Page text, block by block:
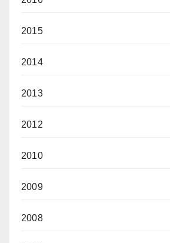
2015
2014
2013
2012
2010
2009
2008